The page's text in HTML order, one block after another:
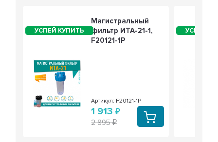
Магистральный
фильтр ИТА-21-1,
F20121-1P
Артикул: F20121-1P
1 913
2 895